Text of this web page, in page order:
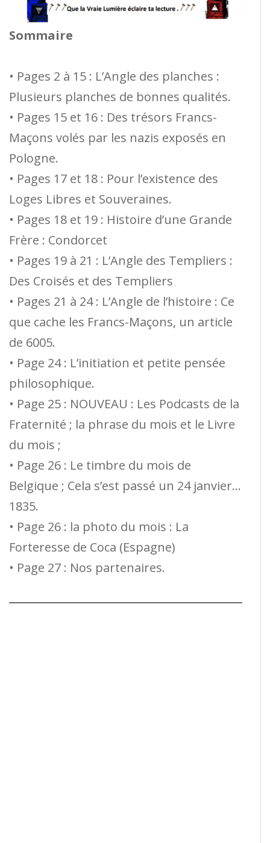
Sommaire
• Pages 2 à 15 : L’Angle des planches :
Plusieurs planches de bonnes qualités.
• Pages 15 et 16 : Des trésors Francs-
Maçons volés par les nazis exposés en
Pologne.
• Pages 17 et 18 : Pour l’existence des
Loges Libres et Souveraines.
• Pages 18 et 19 : Histoire d’une Grande
Frère : Condorcet
• Pages 19 à 21 : L’Angle des Templiers :
Des Croisés et des Templiers
• Pages 21 à 24 : L’Angle de l’histoire : Ce
que cache les Francs-Maçons, un article
de 6005.
• Page 24 : L’initiation et petite pensée
philosophique.
• Page 25 : NOUVEAU : Les Podcasts de la
Fraternité ; la phrase du mois et le Livre
du mois ;
• Page 26 : Le timbre du mois de
Belgique ; Cela s’est passé un 24 janvier…
1835.
• Page 26 : la photo du mois : La
Forteresse de Coca (Espagne)
• Page 27 : Nos partenaires.